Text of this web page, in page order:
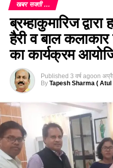
खबर सक्ती ...
ब्रम्हाकुमारिज
हैरी व बाल
का कार्यक्रम
Published 3 वर्ष agoon
By Tapesh Sharma ( Atul